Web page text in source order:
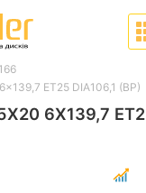
6X139,7
ET25 DIA106,1 (BP)